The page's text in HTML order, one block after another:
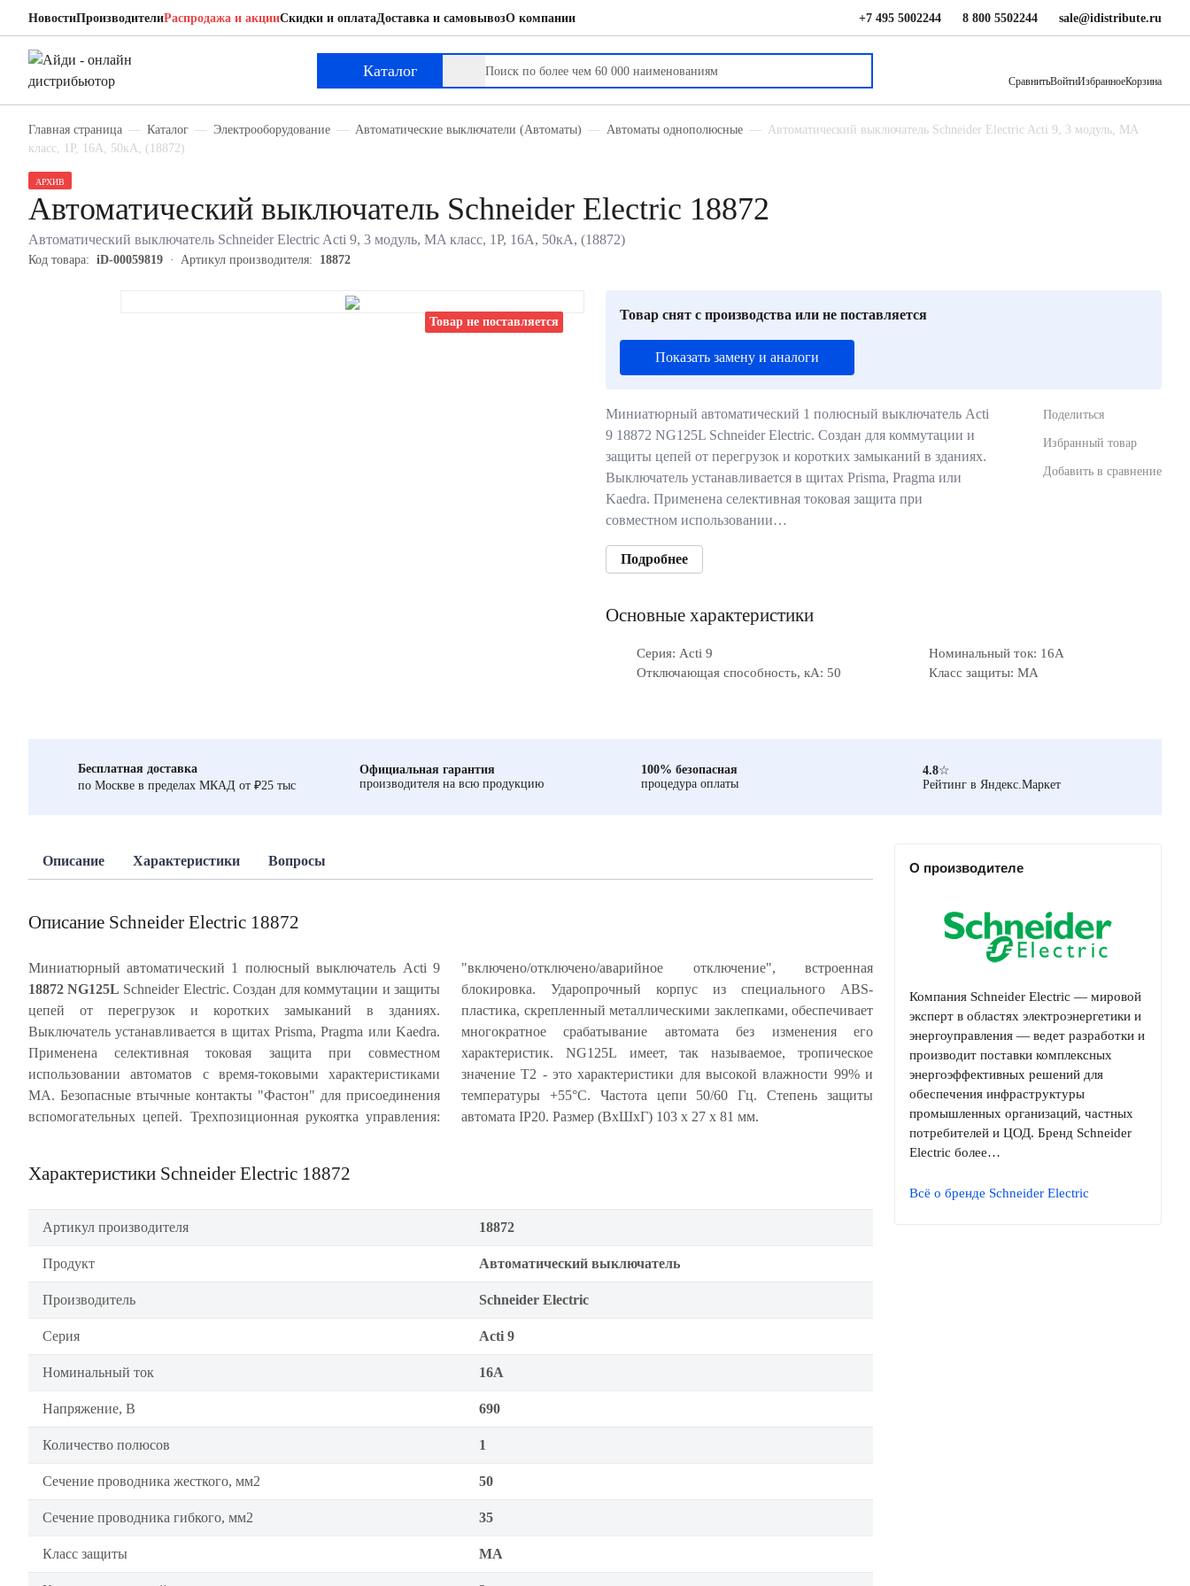
НовостиПроизводителиРаспродажа и акцииСкидки и оплатаДоставка и самовывозО компании +7 495 5002244 8 800 5502244 sale@idistribute.ru
Каталог
СравнитьВойтиИзбранноеКорзина
Главная страница Каталог Электрооборудование Автоматические выключатели (Автоматы) Автоматы однополюсные
Автоматический выключатель Schneider Electric Acti 9, 3 модуль, MA
класс, 1P, 16А, 50кА, (18872)
Товар не поставляется
АРХИВ
Автоматический выключатель Schneider Electric 18872
Автоматический выключатель Schneider Electric Acti 9, 3 модуль, MA класс, 1P, 16А, 50кА, (18872)
Код товара: iD-00059819 Артикул производителя: 18872
Товар снят с производства или не поставляется
Показать замену и аналоги
Миниатюрный автоматический 1 полюсный выключатель Acti
9 18872 NG125L Schneider Electric. Создан для коммутации и
защиты цепей от перегрузок и коротких замыканий в зданиях.
Выключатель устанавливается в щитах Prisma, Pragma или
Kaedra. Применена селективная токовая защита при
совместном использовании…
Подробнее
Поделиться
Избранный товар
Добавить в сравнение
Основные характеристики
Серия: Acti 9
Номинальный ток: 16А
Отключающая способность, кА: 50
Класс защиты: MA
Бесплатная доставка
по Москве в пределах МКАД от ₽25 тыс
Официальная гарантия
производителя на всю продукцию
100% безопасная
процедура оплаты
4.8☆
Рейтинг в Яндекс.Маркет
Описание Характеристики Вопросы
Описание Schneider Electric 18872
Миниатюрный автоматический 1 полюсный выключатель Acti 9
18872 NG125L Schneider Electric. Создан для коммутации и защиты
цепей от перегрузок и коротких замыканий в зданиях.
Выключатель устанавливается в щитах Prisma, Pragma или Kaedra.
Применена селективная токовая защита при совместном
использовании автоматов с время-токовыми характеристиками
МА. Безопасные втычные контакты "Фастон" для присоединения
вспомогательных цепей. Трехпозиционная рукоятка управления:
"включено/отключено/аварийное отключение", встроенная
блокировка. Ударопрочный корпус из специального ABS-
пластика, скрепленный металлическими заклепками, обеспечивает
многократное срабатывание автомата без изменения его
характеристик. NG125L имеет, так называемое, тропическое
значение Т2 - это характеристики для высокой влажности 99% и
температуры +55°С. Частота цепи 50/60 Гц. Степень защиты
автомата IP20. Размер (ВхШхГ) 103 х 27 х 81 мм.
Характеристики Schneider Electric 18872
Артикул производителя 18872
Продукт Автоматический выключатель
Производитель Schneider Electric
Серия Acti 9
Номинальный ток 16А
Напряжение, В 690
Количество полюсов 1
Сечение проводника жесткого, мм2 50
Сечение проводника гибкого, мм2 35
Класс защиты MA
О производителе
Компания Schneider Electric — мировой
эксперт в областях электроэнергетики и
энергоуправления — ведет разработки и
производит поставки комплексных
энергоэффективных решений для
обеспечения инфраструктуры
промышленных организаций, частных
потребителей и ЦОД. Бренд Schneider
Electric более…
Всё о бренде Schneider Electric
Schneider Electric 18872
Автоматический выключатель